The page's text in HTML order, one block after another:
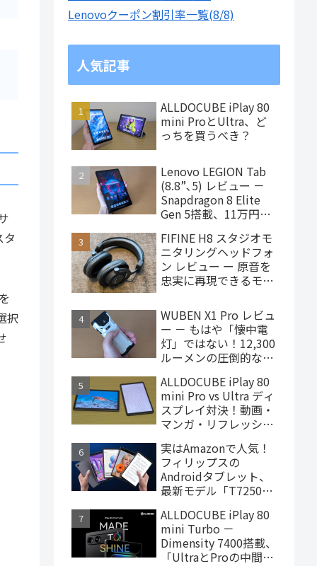
択
Lenovoクーポン割引率一覧(8/8)
人気記事
ALLDOCUBE iPlay 80
mini ProとUltra、ど
っちを買うべき？
Lenovo LEGION Tab
(8.8”､5) レビュー －
Snapdragon 8 Elite
Gen 5搭載、11万円台
ゲーミングタブレット
FIFINE H8 スタジオモ
ニタリングヘッドフォ
ン レビュー ー 原音を
忠実に再現できるモニ
4,000円台で購入でき
ます
WUBEN X1 Pro レビュ
ー － もはや「懐中電
灯」ではない！12,300
ルーメンの圧倒的な輝
LEDライト
ALLDOCUBE iPlay 80
mini Pro vs Ultra ディ
スプレイ対決！動画・
マンガ・リフレッシュ
実はAmazonで人気！
フィリップスの
Androidタブレット、
最新モデル「T7250」
ALLDOCUBE iPlay 80
mini Turbo －
Dimensity 7400搭載、
「UltraとProの中間ス